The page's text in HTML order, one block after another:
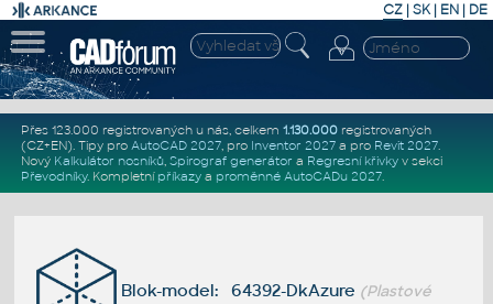
CZ | SK| EN | DE
Přes 123.000 registrovaných u nás, celkem 1.130.000registrovaných
(CZ+EN). Tipy pro AutoCAD 2027, pro Inventor 2027a pro Revit 2027.
Nový Kalkulátor nosníků, Spirograf generátor a Regresní křivkyv sekci
Převodníky. Kompletní příkazya proměnné AutoCADu 2027.
Blok-model: 64392-DkAzure (Plastové